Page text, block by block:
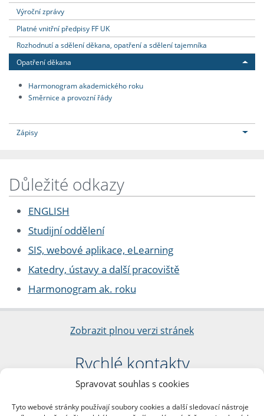
Spravovat souhlas s cookies
Tyto webové stránky používají soubory cookies a další sledovací nástroje
Výroční zprávy
Platné vnitřní předpisy FF UK
Rozhodnutí a sdělení děkana, opatření a sdělení tajemníka
Opatření děkana
Harmonogram akademického roku
Směrnice a provozní řády
Zápisy
Důležité odkazy
ENGLISH
Studijní oddělení
SIS, webové aplikace, eLearning
Katedry, ústavy a další pracoviště
Harmonogram ak. roku
Zobrazit plnou verzi stránek
Rychlé kontakty
Filozofická fakulta
nám. Jana Palacha 1/2